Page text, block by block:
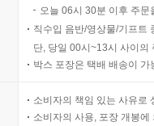
리 세계를 맹렬한 속도
가 정말로 원하는 미래가
은 인류 수조 명을 위한다
오늘 06시 30분 이후 주
직수입 음반/영상물/기프트
단, 당일 00시~13시 사이의
박스 포장은 택배 배송이
소비자의 책임 있는 사유로
소비자의 사용, 포장 개봉